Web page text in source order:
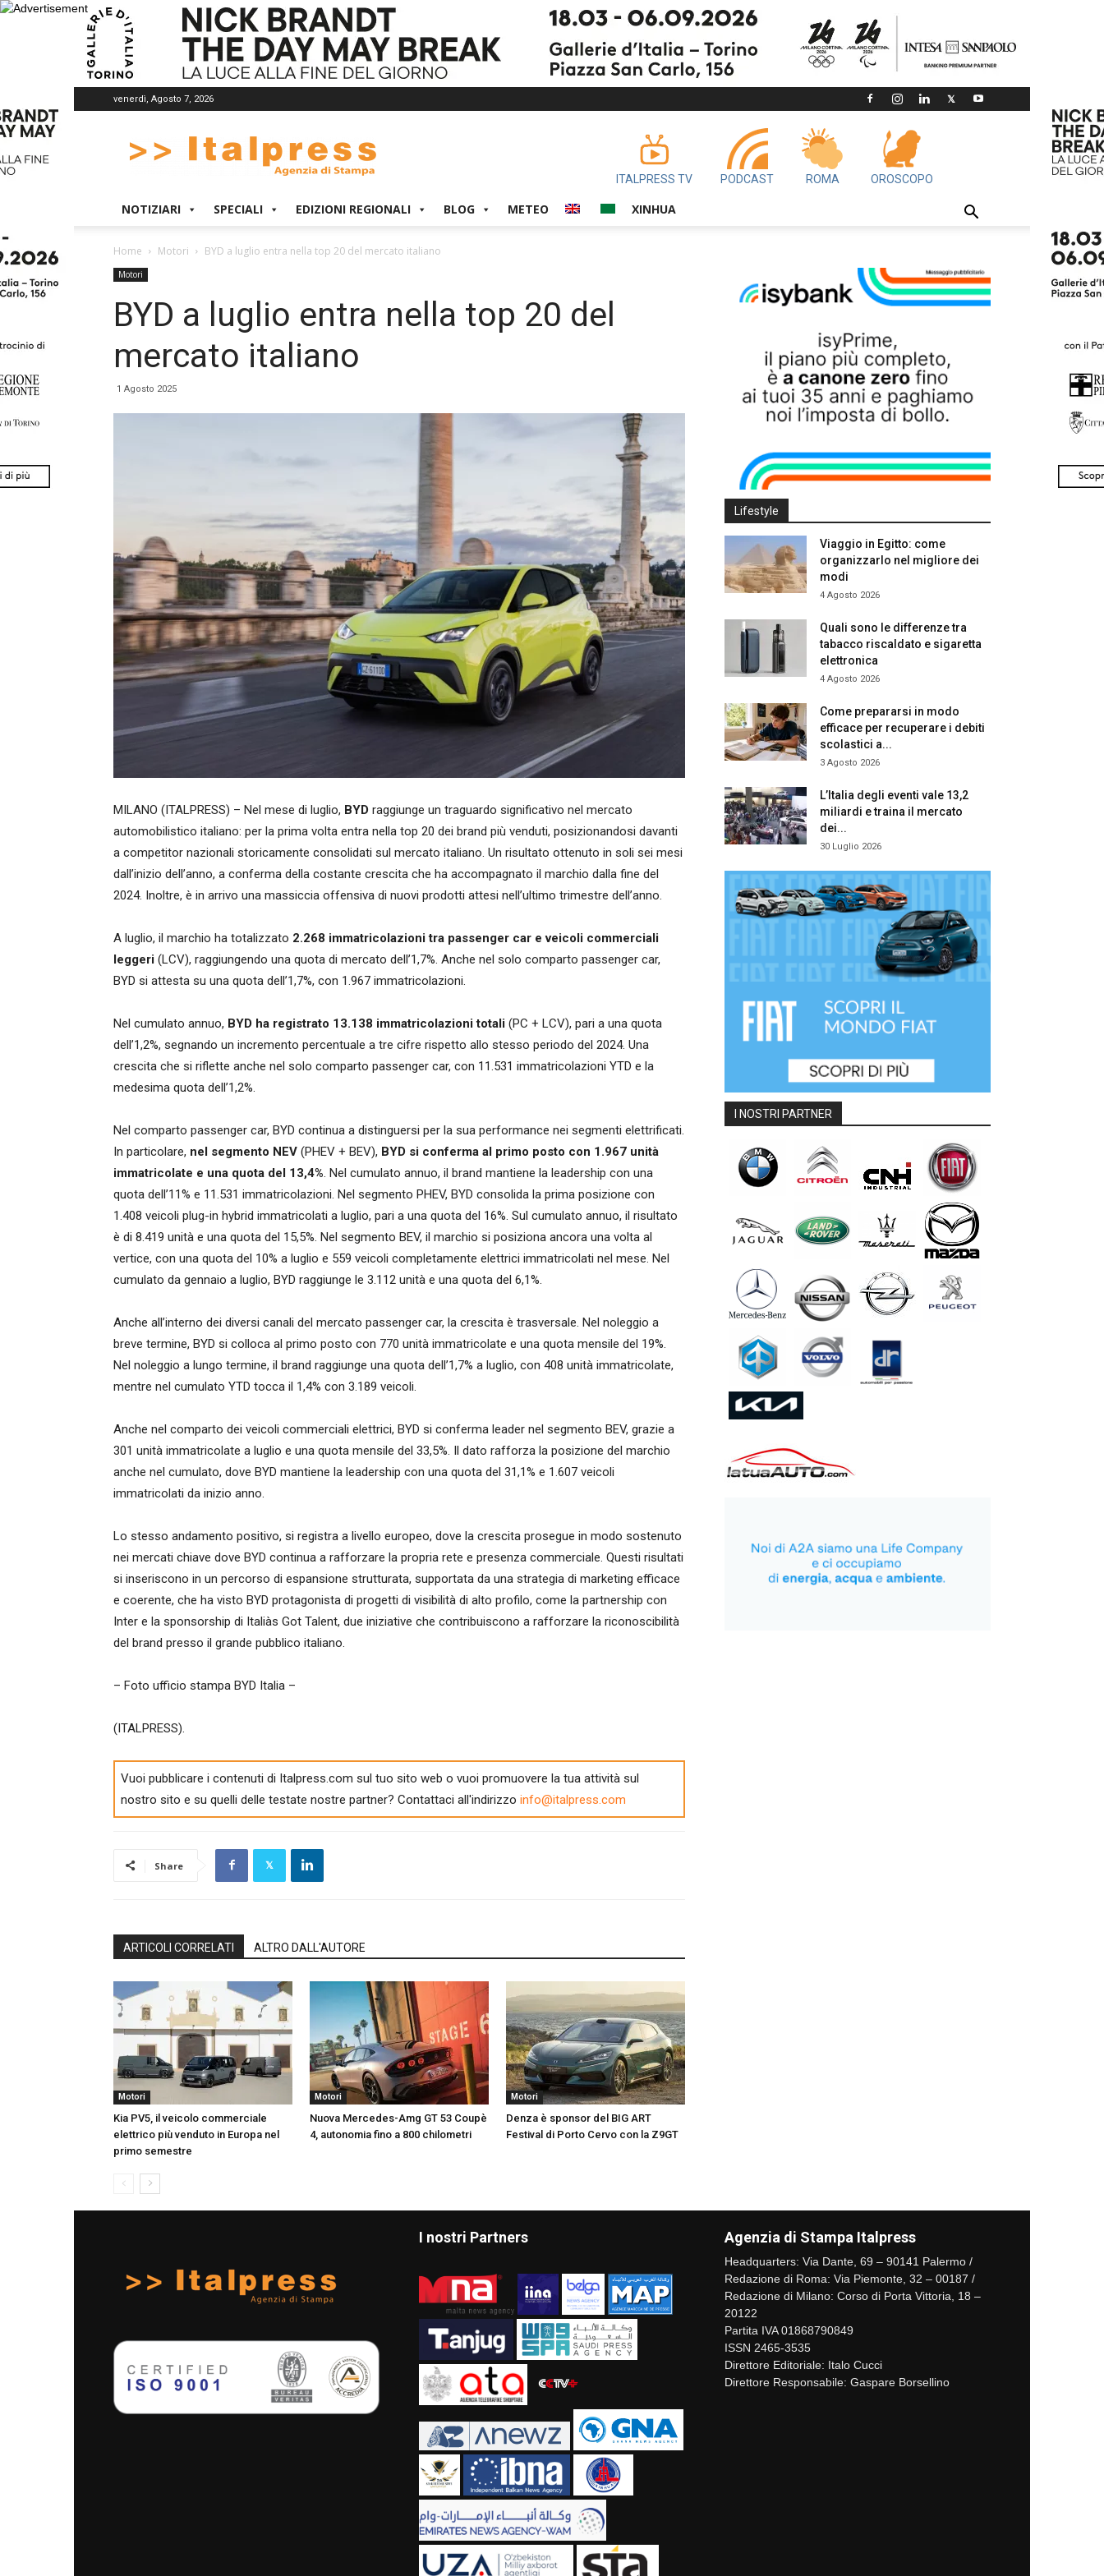
venerdì, Agosto 7, 2026
ITALPRESS TV PODCAST ROMA OROSCOPO
NOTIZIARI SPECIALI EDIZIONI REGIONALI BLOG METEO XINHUA
Home Motori BYD a luglio entra nella top 20 del mercato italiano
Motori
BYD a luglio entra nella top 20 del
mercato italiano
1 Agosto 2025
MILANO (ITALPRESS) – Nel mese di luglio, BYD raggiunge un traguardo significativo nel mercato
automobilistico italiano: per la prima volta entra nella top 20 dei brand più venduti, posizionandosi davanti
a competitor nazionali storicamente consolidati sul mercato italiano. Un risultato ottenuto in soli sei mesi
dall’inizio dell’anno, a conferma della costante crescita che ha accompagnato il marchio dalla fine del
2024. Inoltre, è in arrivo una massiccia offensiva di nuovi prodotti attesi nell’ultimo trimestre dell’anno.
A luglio, il marchio ha totalizzato 2.268 immatricolazioni tra passenger car e veicoli commerciali
leggeri (LCV), raggiungendo una quota di mercato dell’1,7%. Anche nel solo comparto passenger car,
BYD si attesta su una quota dell’1,7%, con 1.967 immatricolazioni.
Nel cumulato annuo, BYD ha registrato 13.138 immatricolazioni totali (PC + LCV), pari a una quota
dell’1,2%, segnando un incremento percentuale a tre cifre rispetto allo stesso periodo del 2024. Una
crescita che si riflette anche nel solo comparto passenger car, con 11.531 immatricolazioni YTD e la
medesima quota dell’1,2%.
Nel comparto passenger car, BYD continua a distinguersi per la sua performance nei segmenti elettrificati.
In particolare, nel segmento NEV (PHEV + BEV), BYD si conferma al primo posto con 1.967 unità
immatricolate e una quota del 13,4%. Nel cumulato annuo, il brand mantiene la leadership con una
quota dell’11% e 11.531 immatricolazioni. Nel segmento PHEV, BYD consolida la prima posizione con
1.408 veicoli plug-in hybrid immatricolati a luglio, pari a una quota del 16%. Sul cumulato annuo, il risultato
è di 8.419 unità e una quota del 15,5%. Nel segmento BEV, il marchio si posiziona ancora una volta al
vertice, con una quota del 10% a luglio e 559 veicoli completamente elettrici immatricolati nel mese. Nel
cumulato da gennaio a luglio, BYD raggiunge le 3.112 unità e una quota del 6,1%.
Anche all’interno dei diversi canali del mercato passenger car, la crescita è trasversale. Nel noleggio a
breve termine, BYD si colloca al primo posto con 770 unità immatricolate e una quota mensile del 19%.
Nel noleggio a lungo termine, il brand raggiunge una quota dell’1,7% a luglio, con 408 unità immatricolate,
mentre nel cumulato YTD tocca il 1,4% con 3.189 veicoli.
Anche nel comparto dei veicoli commerciali elettrici, BYD si conferma leader nel segmento BEV, grazie a
301 unità immatricolate a luglio e una quota mensile del 33,5%. Il dato rafforza la posizione del marchio
anche nel cumulato, dove BYD mantiene la leadership con una quota del 31,1% e 1.607 veicoli
immatricolati da inizio anno.
Lo stesso andamento positivo, si registra a livello europeo, dove la crescita prosegue in modo sostenuto
nei mercati chiave dove BYD continua a rafforzare la propria rete e presenza commerciale. Questi risultati
si inseriscono in un percorso di espansione strutturata, supportata da una strategia di marketing efficace
e coerente, che ha visto BYD protagonista di progetti di visibilità di alto profilo, come la partnership con
Inter e la sponsorship di Italiàs Got Talent, due iniziative che contribuiscono a rafforzare la riconoscibilità
del brand presso il grande pubblico italiano.
– Foto ufficio stampa BYD Italia –
(ITALPRESS).
Vuoi pubblicare i contenuti di Italpress.com sul tuo sito web o vuoi promuovere la tua attività sul
nostro sito e su quelli delle testate nostre partner? Contattaci all'indirizzo info@italpress.com
Share
ARTICOLI CORRELATI ALTRO DALL'AUTORE
Motori
Kia PV5, il veicolo commerciale
elettrico più venduto in Europa nel
primo semestre
Motori
Nuova Mercedes-Amg GT 53 Coupè
4, autonomia fino a 800 chilometri
Motori
Denza è sponsor del BIG ART
Festival di Porto Cervo con la Z9GT
Lifestyle
Viaggio in Egitto: come
organizzarlo nel migliore dei
modi
4 Agosto 2026
Quali sono le differenze tra
tabacco riscaldato e sigaretta
elettronica
4 Agosto 2026
Come prepararsi in modo
efficace per recuperare i debiti
scolastici a...
3 Agosto 2026
L’Italia degli eventi vale 13,2
miliardi e traina il mercato
dei...
30 Luglio 2026
I NOSTRI PARTNER
I nostri Partners Agenzia di Stampa Italpress
Headquarters: Via Dante, 69 – 90141 Palermo /
Redazione di Roma: Via Piemonte, 32 – 00187 /
Redazione di Milano: Corso di Porta Vittoria, 18 –
20122
Partita IVA 01868790849
ISSN 2465-3535
Direttore Editoriale: Italo Cucci
Direttore Responsabile: Gaspare Borsellino